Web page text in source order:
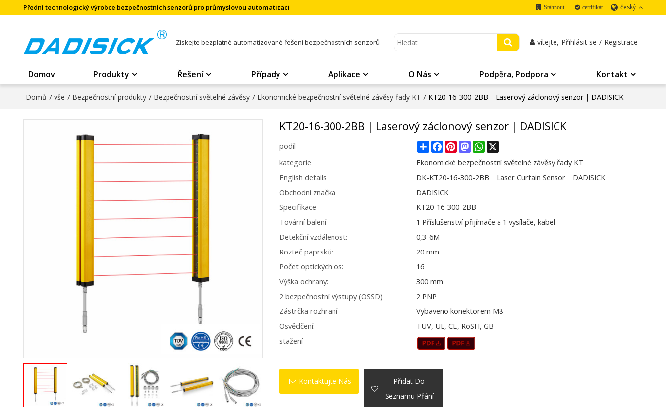
Přední technologický výrobce bezpečnostních senzorů pro průmyslovou automatizaci Stáhnout certifikát český
Získejte bezplatné automatizované řešení bezpečnostních senzorů vítejte, Přihlásit se / Registrace
Domov Produkty Řešení Případy Aplikace O Nás Podpěra, Podpora Kontakt
Domů / vše / Bezpečnostní produkty / Bezpečnostní světelné závěsy / Ekonomické bezpečnostní světelné závěsy řady KT / KT20-16-300-2BB｜Laserový záclonový senzor｜DADISICK
KT20-16-300-2BB｜Laserový záclonový senzor｜DADISICK
podíl ShareFacebook
PinterestMastodonWhatsApp
kategorie
Ekonomické bezpečnostní světelné závěsy řady KT
English details
DK-KT20-16-300-2BB｜Laser Curtain Sensor｜DADISICK
Obchodní značka
DADISICK
Specifikace
KT20-16-300-2BB
Tovární balení
1 Příslušenství přijímače a 1 vysílače, kabel
Detekční vzdálenost:
0,3-6M
Rozteč paprsků:
20 mm
Počet optických os:
16
Výška ochrany:
300 mm
2 bezpečnostní výstupy (OSSD)
2 PNP
Zástrčka rozhraní
Vybaveno konektorem M8
Osvědčení:
TUV, UL, CE, RoSH, GB
stažení
Kontaktujte Nás
Přidat Do
Seznamu Přání